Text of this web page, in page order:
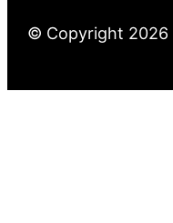
© Copyright 2026